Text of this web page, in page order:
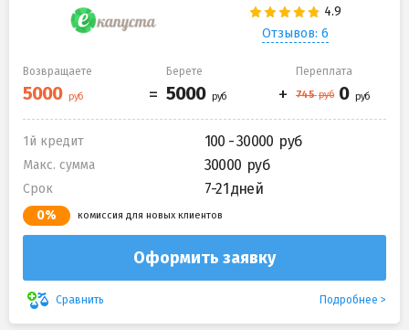
Отзывов: 6
Возвращаете Берете Переплата
1й кредит 100 - 30000
Макс. сумма 30000
Срок 7-21 дней
0% комиссия для новых клиентов
Оформить заявку
Сравнить Подробнее